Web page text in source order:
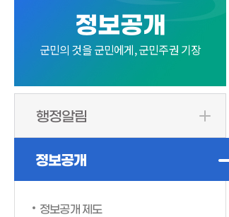
정보공개
군민의 것을 군민에게, 군민주권 기장
행정알림
정보공개
정보공개 제도